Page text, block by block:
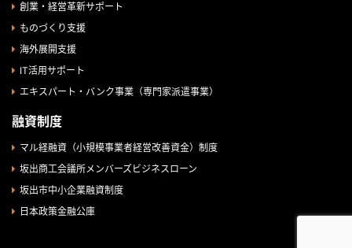
創業・経営革新サポート
ものづくり支援
海外展開支援
IT活用サポート
エキスパート・バンク事業（専門家派遣事業）
融資制度
マル経融資（小規模事業者経営改善資金）制度
坂出商工会議所メンバーズビジネスローン
坂出市中小企業融資制度
日本政策金融公庫